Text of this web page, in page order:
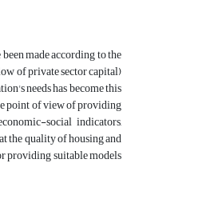
made according to the
of private sector capital)
needs has become this
point of view of providing
social indicators,
the quality of housing and
providing suitable models